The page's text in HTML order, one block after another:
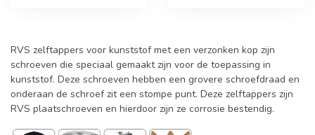
RVS zelftappers voor kunststof met een verzonken kop zijn
schroeven die speciaal gemaakt zijn voor de toepassing in
kunststof. Deze schroeven hebben een grovere schroefdraad en
onderaan de schroef zit een stompe punt. Deze zelftappers zijn
RVS plaatschroeven en hierdoor zijn ze corrosie bestendig.